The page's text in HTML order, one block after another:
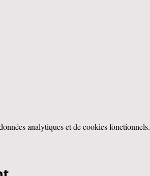
analytiques et de cookies fonctionnels.